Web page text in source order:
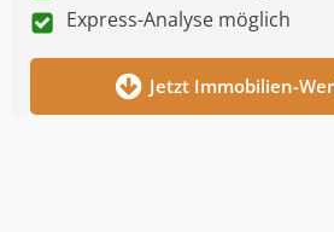
Express-Analyse möglich
Jetzt Immobilien-